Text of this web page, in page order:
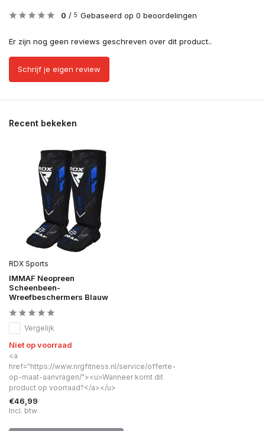
0 / 5 Gebaseerd op 0 beoordelingen
Er zijn nog geen reviews geschreven over dit product..
Schrijf je eigen review
Recent bekeken
RDX Sports
IMMAF Neopreen
Scheenbeen-
Wreefbeschermers Blauw
Vergelijk
Niet op voorraad
<a
href="https://www.nrgfitness.nl/service/offerte-
op-maat-aanvragen/"><u>Wanneer komt dit
product op voorraad?</a></u>
€46,99
Incl. btw